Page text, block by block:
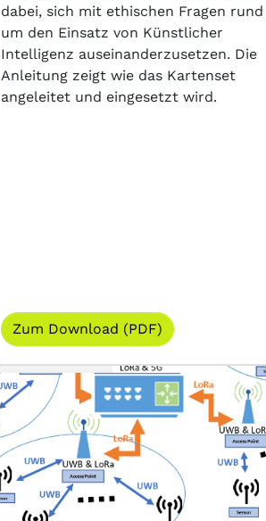
dabei, sich mit ethischen Fragen rund
um den Einsatz von Künstlicher
Intelligenz auseinanderzusetzen. Die
Anleitung zeigt wie das Kartenset
angeleitet und eingesetzt wird.
Zum Download (PDF)